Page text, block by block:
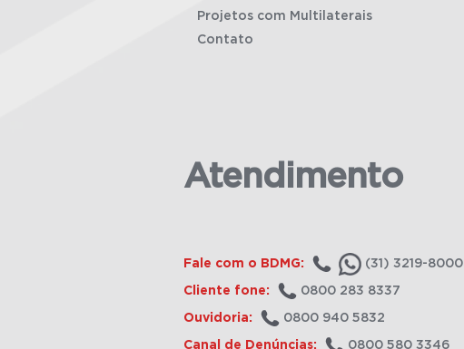
Projetos com Multilaterais
Contato
Atendimento
Fale com o BDMG: (31) 3219-8000
Cliente fone: 0800 283 8337
Ouvidoria: 0800 940 5832
Canal de Denúncias: 0800 580 3346